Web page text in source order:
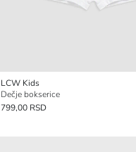
LCW Kids
Dečje bokserice
799,00 RSD